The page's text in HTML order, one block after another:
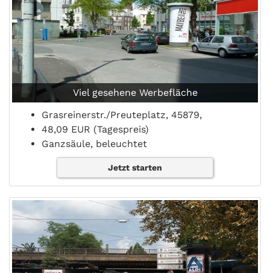
Viel gesehene Werbefläche
Grasreinerstr./Preuteplatz, 45879,
48,09 EUR (Tagespreis)
Ganzsäule, beleuchtet
Jetzt starten